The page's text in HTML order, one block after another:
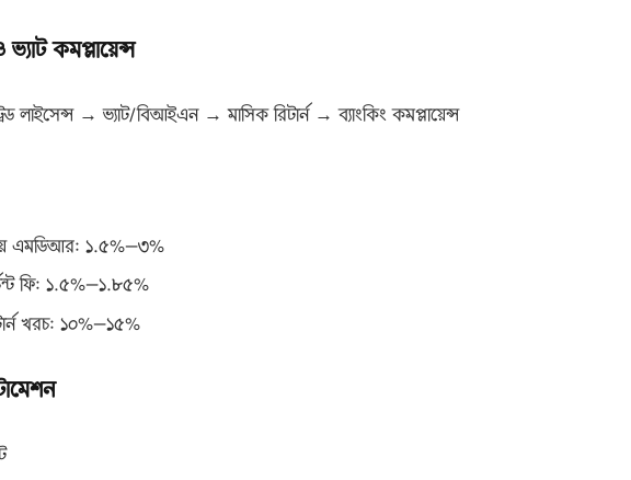
কমপ্লায়েন্স
লাইসেন্স → ভ্যাট/বিআইএন → মাসিক রিটার্ন → ব্যাংকিং কমপ্লায়েন্স
এমডিআর: ১.৫%–৩%
ফি: ১.৫%–১.৮৫%
খরচ: ১০%–১৫%